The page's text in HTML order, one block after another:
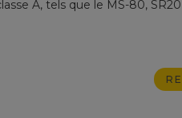
A, tels que le MS-80,